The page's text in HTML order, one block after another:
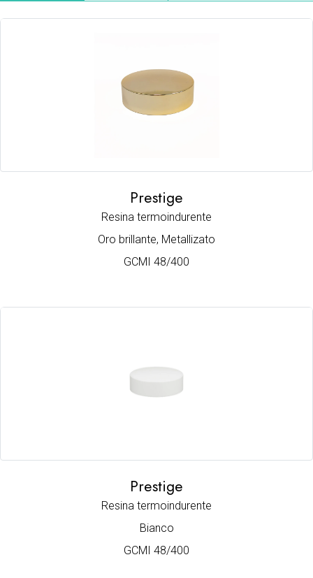
Prestige
Resina termoindurente
Oro brillante, Metallizato
GCMI 48/400
Prestige
Resina termoindurente
Bianco
GCMI 48/400